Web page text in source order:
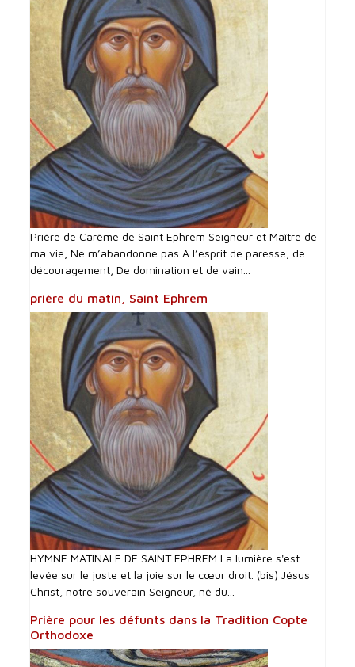
Prière de Carême de Saint Ephrem Seigneur et Maître de
ma vie, Ne m’abandonne pas A l’esprit de paresse, de
découragement, De domination et de vain...
prière du matin, Saint Ephrem
HYMNE MATINALE DE SAINT EPHREM La lumière s'est
levée sur le juste et la joie sur le cœur droit. (bis) Jésus
Christ, notre souverain Seigneur, né du...
Prière pour les défunts dans la Tradition Copte
Orthodoxe